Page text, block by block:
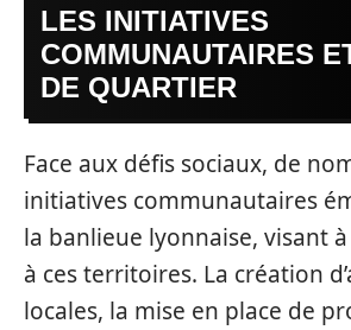
LES INITIATIVES
COMMUNAUTAIRES
DE QUARTIER
Face aux défis sociaux, de
initiatives communautaires
la banlieue lyonnaise, visant
à ces territoires. La création
locales, la mise en place de